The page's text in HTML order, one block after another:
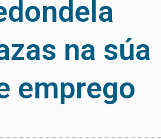
na súa
emprego